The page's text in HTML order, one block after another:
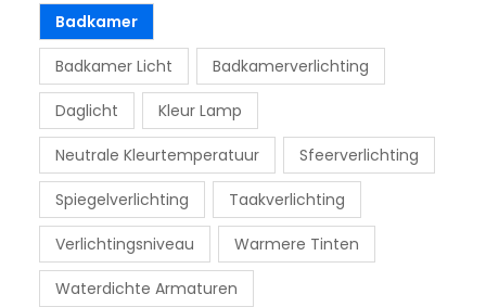
Badkamer
Badkamer Licht Badkamerverlichting
Daglicht Kleur Lamp
Neutrale Kleurtemperatuur Sfeerverlichting
Spiegelverlichting Taakverlichting
Verlichtingsniveau Warmere Tinten
Waterdichte Armaturen